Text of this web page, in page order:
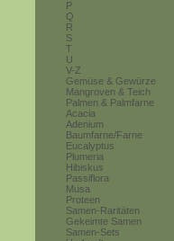
P
Q
R
S
T
U
V-Z
Gemüse & Gewürze
Mangroven & Teich
Palmen & Palmfarne
Acacia
Adenium
Baumfarne/Farne
Eucalyptus
Plumeria
Hibiskus
Passiflora
Musa
Proteen
Samen-Raritäten
Gekeimte Samen
Samen-Sets